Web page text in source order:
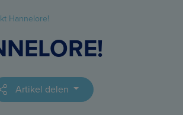
Hannelore!
Artikel delen